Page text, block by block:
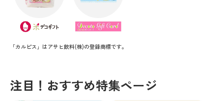
「カルピス」はアサヒ飲料(株)の登録商標です。
注目！おすすめ特集ページ